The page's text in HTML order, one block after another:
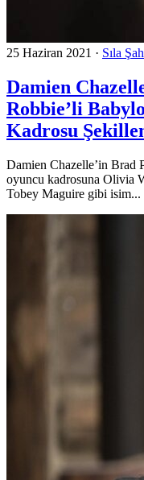
25 Haziran 2021 · Sıla
Damien
Robbie’li
Kadrosu
Damien Chazelle’in Brad
oyuncu kadrosuna Olivia
Tobey Maguire gibi isim...